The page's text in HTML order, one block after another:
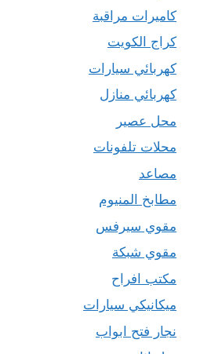
كاميرات مراقبة
كراج الكويت
كهربائي سيارات
كهربائي منازل
محل عصير
محلات تلفونات
مصاعد
مطابخ المنيوم
مقوي سيرفس
مقوي شبكة
مكتب افراح
ميكانيكي سيارات
نجار فتح ابواب